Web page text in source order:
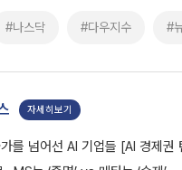
#나스닥 #다우지수 #
자세히보기
가를 넘어선 AI 기업들 [AI 경제